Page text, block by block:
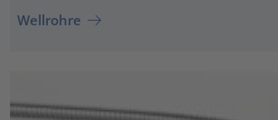
Wellrohre